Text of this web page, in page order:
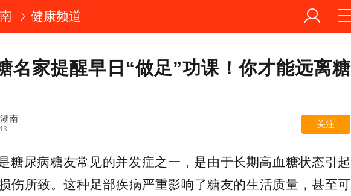
健康频道
名家提醒早日“做足”功课！你才能远离糖
南
关注
糖尿病糖友常见的并发症之一，是由于长期高血糖状态引起
伤所致。这种足部疾病严重影响了糖友的生活质量，甚至可